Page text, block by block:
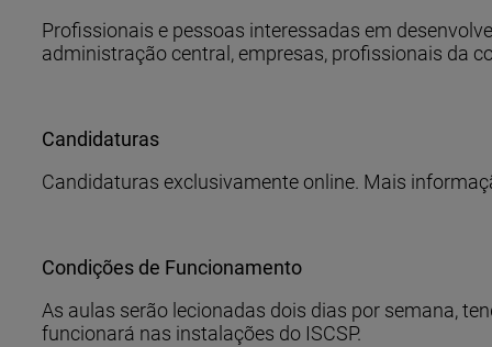
Profissionais e pessoas interessadas em
administração central, empresas, profissionais da
Candidaturas
Candidaturas exclusivamente online. Mais
Condições de Funcionamento
As aulas serão lecionadas dois dias por semana,
funcionará nas instalações do ISCSP.